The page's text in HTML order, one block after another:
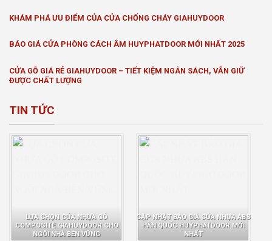
KHÁM PHÁ ƯU ĐIỂM CỦA CỬA CHỐNG CHÁY GIAHUYDOOR
BÁO GIÁ CỬA PHÒNG CÁCH ÂM HUYPHATDOOR MỚI NHẤT 2025
CỬA GỖ GIÁ RẺ GIAHUYDOOR – TIẾT KIỆM NGÂN SÁCH, VẪN GIỮ
ĐƯỢC CHẤT LƯỢNG
TIN TỨC
LỰA CHỌN CỬA NHỰA GỖ
COMPOSITE GIAHUYDOOR CHO
NGÔI NHÀ BỀN VỮNG
CẬP NHẬT BÁO GIÁ CỬA NHỰA ABS
HÀN QUỐC HUYPHATDOOR MỚI
NHẤT